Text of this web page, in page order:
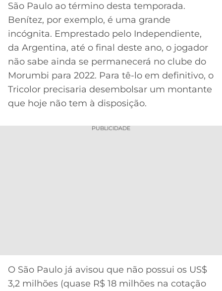
CÓDIGO
DE
INDICAÇÃO
BET365
CÓDIGO
BETANO
APPS
CORINTHIANS
SÃO
PAULO
SANTOS
FLAMENGO
ATLÉTICO
MG
LIBERTADORES
COPA
DO
BRASIL
PREMIER
MERCADO
DA
BOLA
PALPITES
Acesse o perfil do autor
no Twitter
São Paulo ao término desta temporada.
Benítez, por exemplo, é uma grande
incógnita. Emprestado pelo Independiente,
da Argentina, até o final deste ano, o jogador
não sabe ainda se permanecerá no clube do
Morumbi para 2022. Para tê-lo em definitivo, o
Tricolor precisaria desembolsar um montante
que hoje não tem à disposição.
PUBLICIDADE
O São Paulo já avisou que não possui os US$
3,2 milhões (quase R$ 18 milhões na cotação